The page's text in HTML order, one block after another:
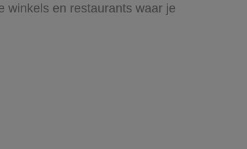
winkels en restaurants waar je